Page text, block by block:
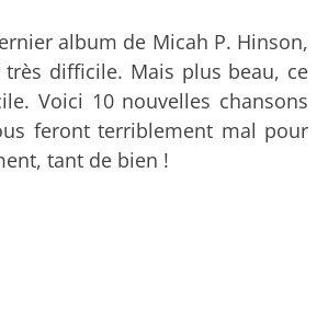
album de Micah P. Hinson,
très difficile. Mais plus beau, ce
Voici 10 nouvelles chansons
feront terriblement mal pour
tant de bien !